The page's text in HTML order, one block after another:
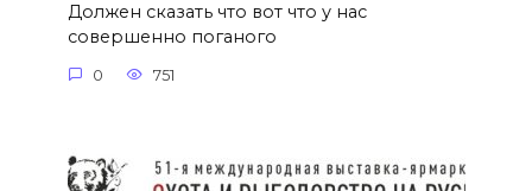
Должен сказать что вот что у нас
совершенно поганого
0 751